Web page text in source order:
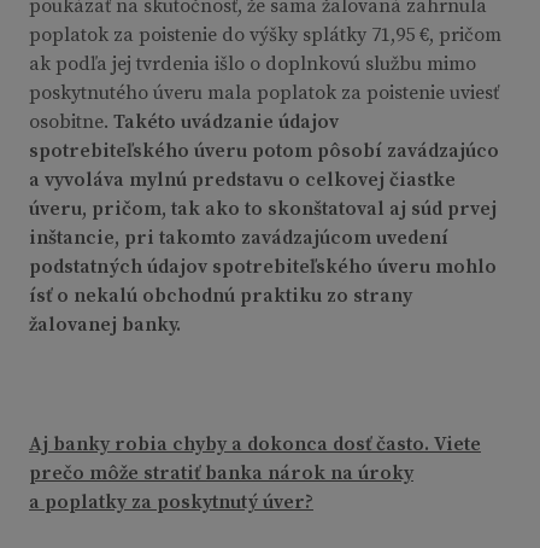
poukázať na skutočnosť, že sama žalovaná zahrnula
poplatok za poistenie do výšky splátky 71,95 €, pričom
ak podľa jej tvrdenia išlo o doplnkovú službu mimo
poskytnutého úveru mala poplatok za poistenie uviesť
osobitne. Takéto uvádzanie údajov
spotrebiteľského úveru potom pôsobí zavádzajúco
a vyvoláva mylnú predstavu o celkovej čiastke
úveru, pričom, tak ako to skonštatoval aj súd prvej
inštancie, pri takomto zavádzajúcom uvedení
podstatných údajov spotrebiteľského úveru mohlo
ísť o nekalú obchodnú praktiku zo strany
žalovanej banky.
Aj banky robia chyby a dokonca dosť často. Viete
prečo môže stratiť banka nárok na úroky
a poplatky za poskytnutý úver?